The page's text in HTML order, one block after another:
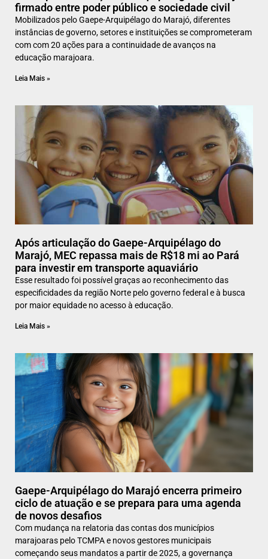
firmado entre poder público e sociedade civil
Mobilizados pelo Gaepe-Arquipélago do Marajó, diferentes
instâncias de governo, setores e instituições se comprometeram
com com 20 ações para a continuidade de avanços na
educação marajoara.
Leia Mais »
Após articulação do Gaepe-Arquipélago do
Marajó, MEC repassa mais de R$18 mi ao Pará
para investir em transporte aquaviário
Esse resultado foi possível graças ao reconhecimento das
especificidades da região Norte pelo governo federal e à busca
por maior equidade no acesso à educação.
Leia Mais »
Gaepe-Arquipélago do Marajó encerra primeiro
ciclo de atuação e se prepara para uma agenda
de novos desafios
Com mudança na relatoria das contas dos municípios
marajoaras pelo TCMPA e novos gestores municipais
começando seus mandatos a partir de 2025, a governança